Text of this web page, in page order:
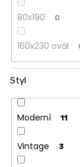
80x190 0
160x230 ovál
Styl
Moderní 11
Vintage 3